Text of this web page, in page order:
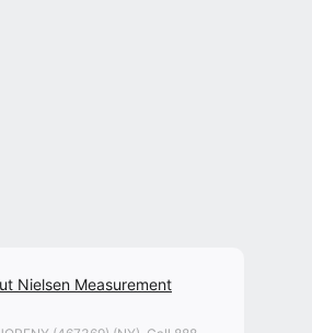
Nielsen Measurement